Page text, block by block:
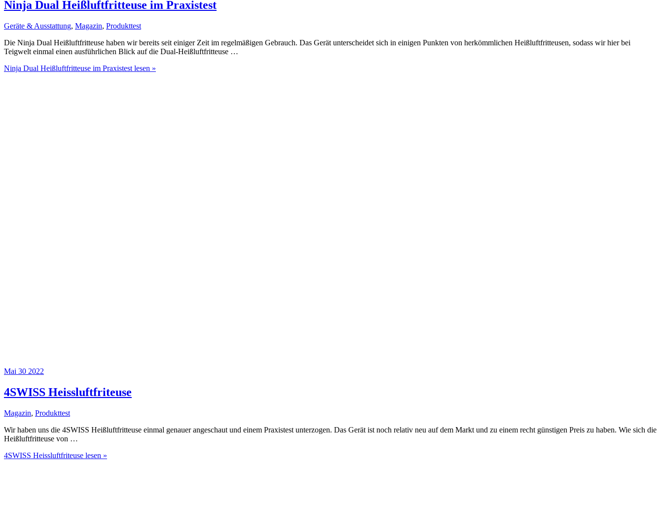
Ninja Dual Heißluftfritteuse im Praxistest
Geräte & Ausstattung, Magazin, Produkttest
Die Ninja Dual Heißluftfritteuse haben wir bereits seit einiger Zeit im regelmäßigen Gebrauch. Das Gerät unterscheidet sich in einigen Punkten von herkömmlichen Heißluftfritteusen, sodass wir hier bei
Teigwelt einmal einen ausführlichen Blick auf die Dual-Heißluftfritteuse …
Ninja Dual Heißluftfritteuse im Praxistest lesen »
Mai 30 2022
4SWISS Heissluftfriteuse
Magazin, Produkttest
Wir haben uns die 4SWISS Heißluftfritteuse einmal genauer angeschaut und einem Praxistest unterzogen. Das Gerät ist noch relativ neu auf dem Markt und zu einem recht günstigen Preis zu haben. Wie sich die
Heißluftfritteuse von …
4SWISS Heissluftfriteuse lesen »